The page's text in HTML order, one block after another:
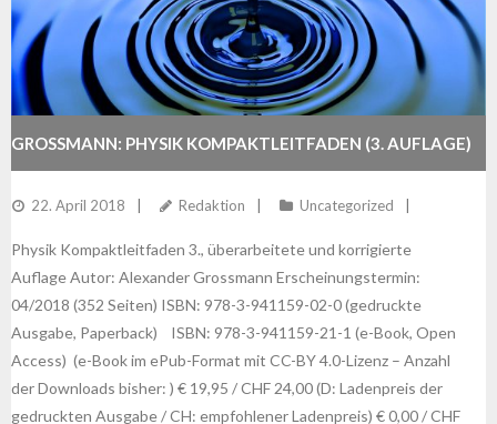
GROSSMANN: PHYSIK KOMPAKTLEITFADEN (3. AUFLAGE)
22. April 2018 Redaktion Uncategorized
Physik Kompaktleitfaden 3., überarbeitete und korrigierte
Auflage Autor: Alexander Grossmann Erscheinungstermin:
04/2018 (352 Seiten) ISBN: 978-3-941159-02-0 (gedruckte
Ausgabe, Paperback) ISBN: 978-3-941159-21-1 (e-Book, Open
Access) (e-Book im ePub-Format mit CC-BY 4.0-Lizenz – Anzahl
der Downloads bisher: ) € 19,95 / CHF 24,00 (D: Ladenpreis der
gedruckten Ausgabe / CH: empfohlener Ladenpreis) € 0,00 / CHF